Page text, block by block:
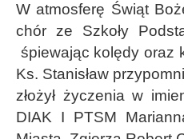
W atmosferę Świąt
chór ze Szkoły
śpiewając kolędy oraz
Ks. Stanisław
złożył życzenia w
DIAK I PTSM